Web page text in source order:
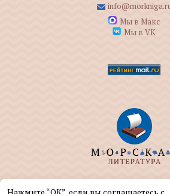
Мы в Макс
Мы в VK
ООО "МОРКНИГА" занимается